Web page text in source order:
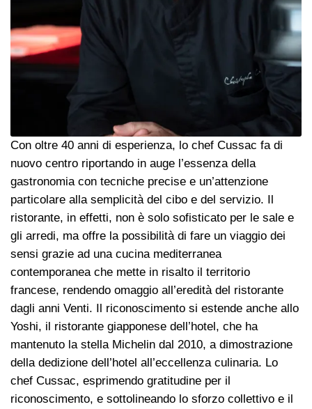
Con oltre 40 anni di esperienza, lo chef Cussac fa di
nuovo centro riportando in auge l’essenza della
gastronomia con tecniche precise e un’attenzione
particolare alla semplicità del cibo e del servizio. Il
ristorante, in effetti, non è solo sofisticato per le sale e
gli arredi, ma offre la possibilità di fare un viaggio dei
sensi grazie ad una cucina mediterranea
contemporanea che mette in risalto il territorio
francese, rendendo omaggio all’eredità del ristorante
dagli anni Venti. Il riconoscimento si estende anche allo
Yoshi, il ristorante giapponese dell’hotel, che ha
mantenuto la stella Michelin dal 2010, a dimostrazione
della dedizione dell’hotel all’eccellenza culinaria. Lo
chef Cussac, esprimendo gratitudine per il
riconoscimento, e sottolineando lo sforzo collettivo e il